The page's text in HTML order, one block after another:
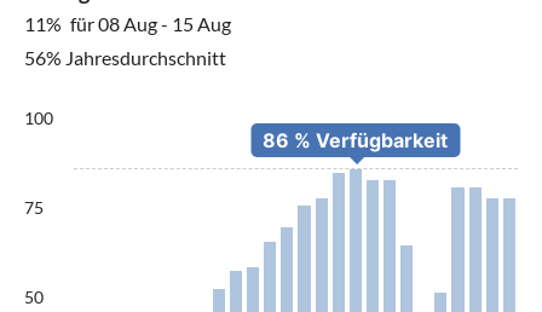
11% für 08 Aug - 15 Aug
56% Jahresdurchschnitt
100
75
50